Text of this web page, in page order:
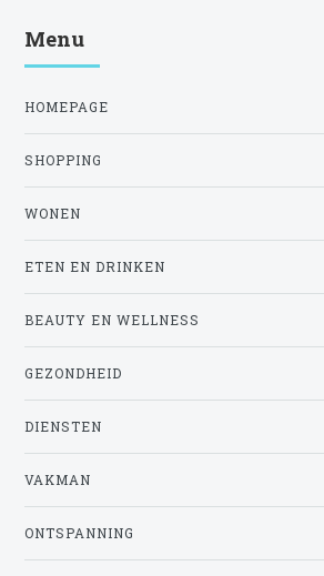
Menu
HOMEPAGE
SHOPPING
WONEN
ETEN EN DRINKEN
BEAUTY EN WELLNESS
GEZONDHEID
DIENSTEN
VAKMAN
ONTSPANNING